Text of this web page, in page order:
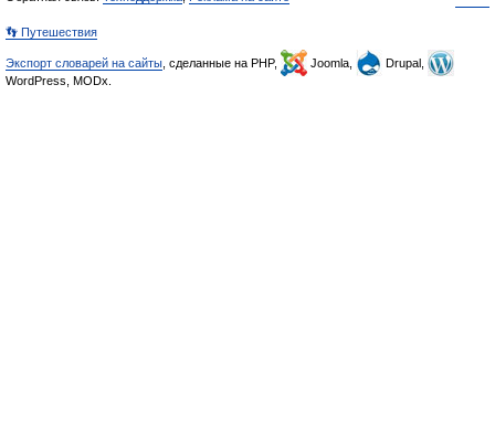
👣 Путешествия
Экспорт словарей на сайты , сделанные на PHP, Joomla,
Drupal,
WordPress, MODx.